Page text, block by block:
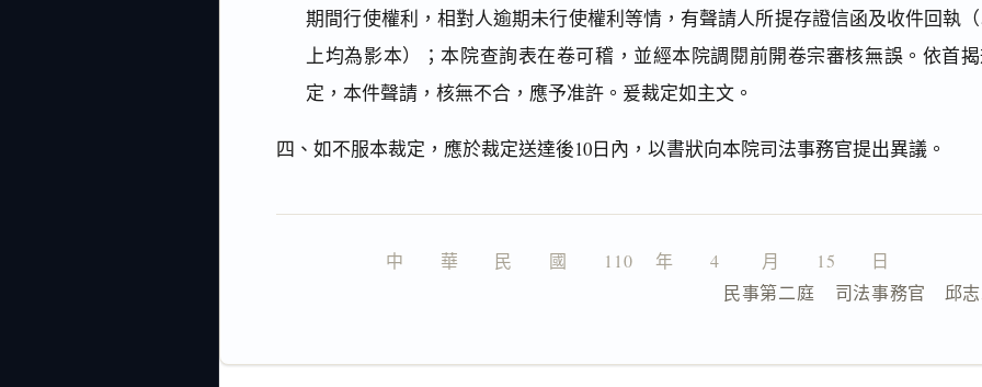
期間行使權利，相對人逾期未行使權利等情，有聲請人所提存證信函及收件回執
上均為影本）；本院查詢表在卷可稽，並經本院調閱前開卷宗審核無誤。依首
定，本件聲請，核無不合，應予准許。爰裁定如主文。
四、如不服本裁定，應於裁定送達後10日內，以書狀向本院司法事務官提出異議。
中　　華　　民　　國　　110 　年　　4 　　月　　15　　日
民事第二庭    司法事務官　邱